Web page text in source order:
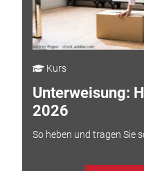
Kurs
Unterweisung:
2026
So heben und tragen Sie